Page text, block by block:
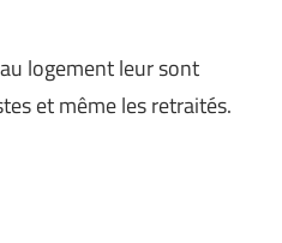
logement leur sont
et même les retraités.